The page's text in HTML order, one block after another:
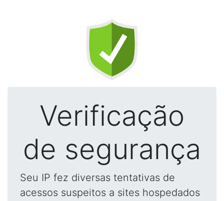
Verificação
de segurança
Seu IP fez diversas tentativas de
acessos suspeitos a sites hospedados